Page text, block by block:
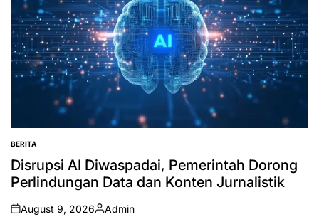
POSTED
IN
BERITA
Disrupsi AI Diwaspadai, Pemerintah Dorong
Perlindungan Data dan Konten Jurnalistik
on
August 9, 2026
Posted
Admin